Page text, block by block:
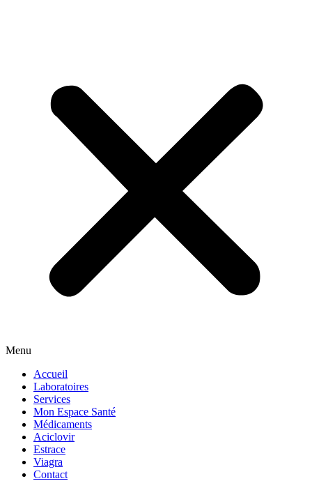
Menu
Accueil
Laboratoires
Services
Mon Espace Santé
Médicaments
Aciclovir
Estrace
Viagra
Contact